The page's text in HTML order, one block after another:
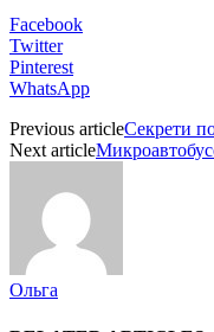
Facebook
Twitter
Pinterest
WhatsApp
Previous articleСекрети
Next article
Ольга